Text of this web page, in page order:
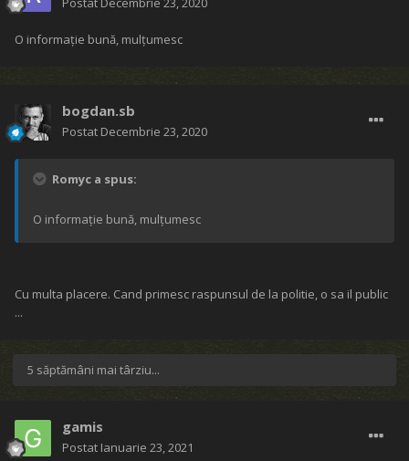
O informație bună, mulțumesc
bogdan.sb
Postat Decembrie 23, 2020
Romyc a spus:
O informație bună, mulțumesc
Cu multa placere. Cand primesc raspunsul de la politie, o sa il public
...
5 săptămâni mai târziu...
gamis
Postat Ianuarie 23, 2021